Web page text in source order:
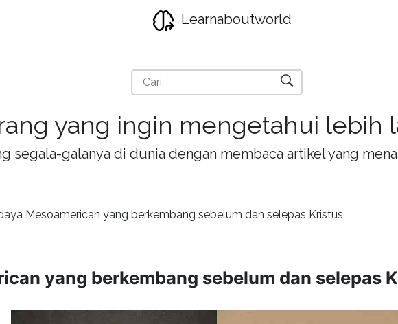
Learnaboutworld
yang ingin mengetahui lebih
segala-galanya di dunia dengan membaca artikel yang
Mesoamerican yang berkembang sebelum dan selepas Kristus
yang berkembang sebelum dan selepas